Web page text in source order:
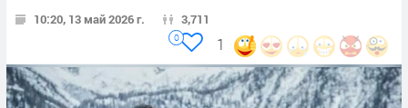
10:20, 13 май 2026 г. 3,711
1
0